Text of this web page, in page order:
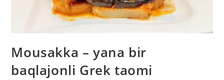
Mousakka – yana bir
baqlajonli Grek taomi